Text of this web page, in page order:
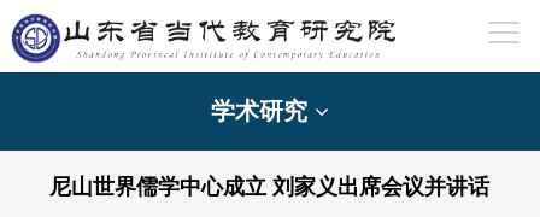
学术研究
尼山世界儒学中心成立 刘家义出席会议并讲话